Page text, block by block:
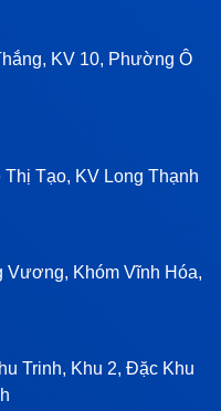
KV 10, Phường Ô
Thị Tạo, KV Long Thạnh
Vương, Khóm Vĩnh Hóa,
Trinh, Khu 2, Đặc Khu